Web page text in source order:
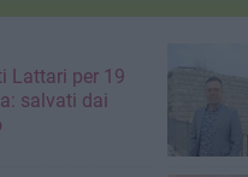
Lattari per 19
salvati dai